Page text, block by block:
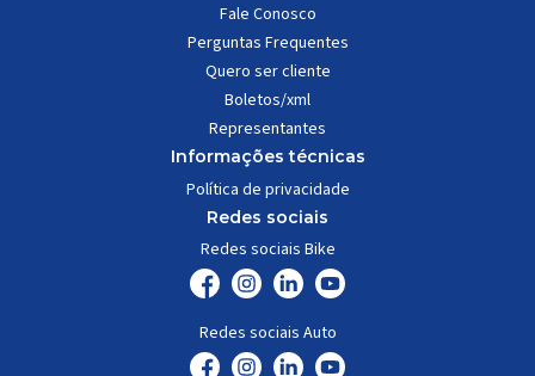
Fale Conosco
Perguntas Frequentes
Quero ser cliente
Boletos/xml
Representantes
Informações técnicas
Política de privacidade
Redes sociais
Redes sociais Bike
Redes sociais Auto